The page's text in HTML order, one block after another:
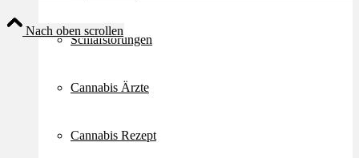
Schlafstörungen
Cannabis Ärzte
Cannabis Rezept
Nach oben scrollen